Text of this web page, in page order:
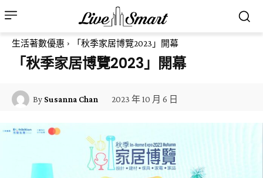
生活著數優惠 「秋季家居博覽2023」開幕
「秋季家居博覽2023」開幕
By Susanna Chan 2023 年 10 月 6 日